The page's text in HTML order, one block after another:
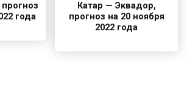
года
Катар — Эквадор,
прогноз на 20 ноября
2022 года